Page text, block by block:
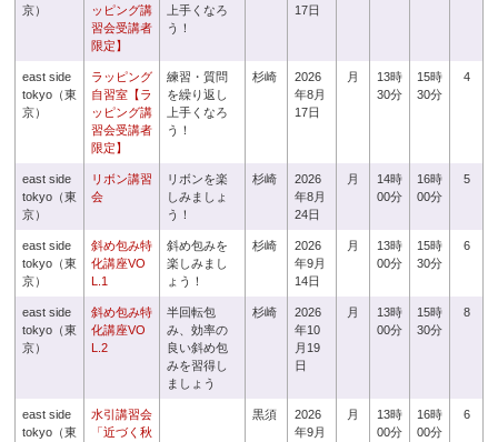
京）
ッピング講
習会受講者
限定】
上手くなろ
う！
17日
east side
tokyo（東
京）
ラッピング
自習室【ラ
ッピング講
習会受講者
限定】
練習・質問
を繰り返し
上手くなろ
う！
杉崎
2026
年8月
17日
月
13時
30分
15時
30分
4
east side
tokyo（東
京）
リボン講習
会
リボンを楽
しみましょ
う！
杉崎
2026
年8月
24日
月
14時
00分
16時
00分
5
east side
tokyo（東
京）
斜め包み特
化講座VO
L.1
斜め包みを
楽しみまし
ょう！
杉崎
2026
年9月
14日
月
13時
00分
15時
30分
6
east side
tokyo（東
京）
斜め包み特
化講座VO
L.2
半回転包
み、効率の
良い斜め包
みを習得し
ましょう
杉崎
2026
年10
月19
日
月
13時
00分
15時
30分
8
east side
tokyo（東
水引講習会
「近づく秋
黒須
2026
年9月
月
13時
00分
16時
00分
6